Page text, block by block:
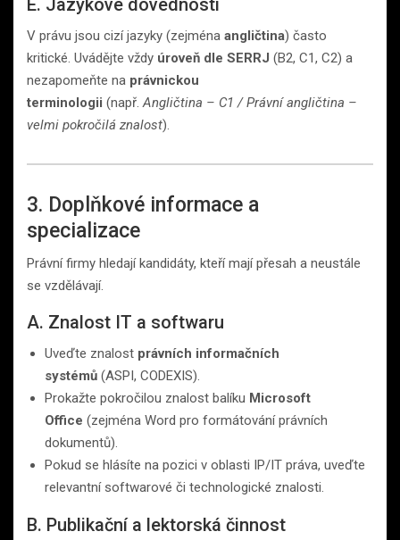
E. Jazykové dovednosti
V právu jsou cizí jazyky (zejména angličtina) často
kritické. Uvádějte vždy úroveň dle SERRJ (B2, C1, C2) a
nezapomeňte na právnickou
terminologii (např.Angličtina – C1 / Právní angličtina –
velmi pokročilá znalost).
3. Doplňkové informace a
specializace
Právní firmy hledají kandidáty, kteří mají přesah a neustále
se vzdělávají.
A. Znalost IT a softwaru
Uveďte znalost právních informačních
systémů (ASPI, CODEXIS).
Prokažte pokročilou znalost balíku Microsoft
Office (zejména Word pro formátování právních
dokumentů).
Pokud se hlásíte na pozici v oblasti IP/IT práva, uveďte
relevantní softwarové či technologické znalosti.
B. Publikační a lektorská činnost